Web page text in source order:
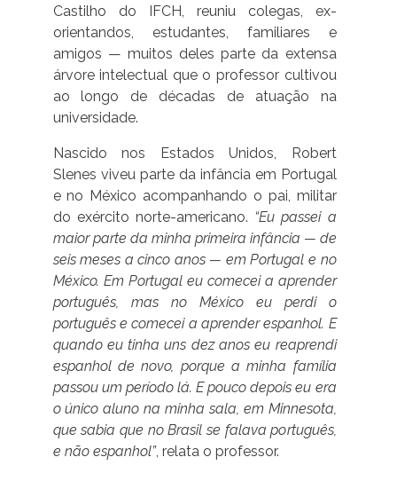
Castilho do IFCH, reuniu colegas, ex-
orientandos, estudantes, familiares e
amigos — muitos deles parte da extensa
árvore intelectual que o professor cultivou
ao longo de décadas de atuação na
universidade.
Nascido nos Estados Unidos, Robert
Slenes viveu parte da infância em Portugal
e no México acompanhando o pai, militar
do exército norte-americano. “Eu passei a
maior parte da minha primeira infância — de
seis meses a cinco anos — em Portugal e no
México. Em Portugal eu comecei a aprender
português, mas no México eu perdi o
português e comecei a aprender espanhol. E
quando eu tinha uns dez anos eu reaprendi
espanhol de novo, porque a minha família
passou um período lá. E pouco depois eu era
o único aluno na minha sala, em Minnesota,
que sabia que no Brasil se falava português,
e não espanhol”, relata o professor.